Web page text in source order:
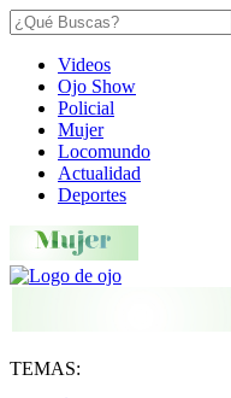
Videos
Ojo Show
Policial
Mujer
Locomundo
Actualidad
Deportes
TEMAS: